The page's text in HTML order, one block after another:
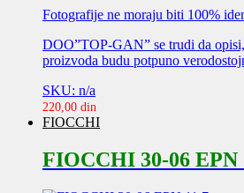
Fotografije ne moraju biti 100%
DOO”TOP-GAN” se trudi da
proizvoda budu potpuno
SKU: n/a
220,00 din
FIOCCHI
FIOCCHI 30-06 EPN